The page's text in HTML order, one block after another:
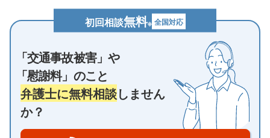
初回相談無料※ 全国対応
「交通事故被害」や
「慰謝料」のこと
弁護士に無料相談しません
か？